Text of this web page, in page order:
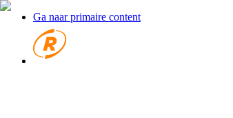
Ga naar primaire content